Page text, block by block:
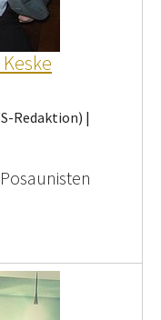
Redaktion) |